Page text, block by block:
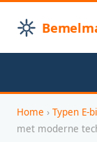
Home › Typen E-
met moderne